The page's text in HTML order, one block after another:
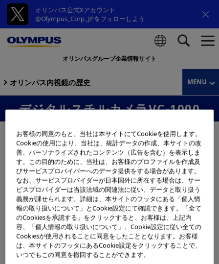
オリンパス公式Xアカウント
@Olympus_Corp_JPをフォローしよう
オリンパスグループ企業情報サイト
オリンパス内視鏡の歴史 MENU
デジタルスチルカメラVC-1000
お客様の同意のもと、当社は本サイトにてCookieを使用します。
Cookieの使用により、当社は、統計データの作成、本サイトの改
善、パーソナライズされたコンテンツ（広告を含む）を表示しま
す。この目的のために、当社は、お客様のプロファイルを作成及
びサービスプロバイバーへのデータ提供をする場合があります。
なお、サービスプロバイダーが日本国外に所在する場合は、サー
ビスプロバイダーは当該法域の関連法に従い、データと取り扱う
義務が課せられます。詳細は、本サイトのフッタにある「個人情
報の取り扱いについて」とCookie設定にて確認できます。「全て
のCookiesを承認する」をクリックすると、お客様は、上記内
容、「個人情報の取り扱いについて」、Cookie設定に従い全ての
Cookiesが使用されることに同意をしたこととなります。お客様
は、本サイトのフッタにあるCookie設定をクリックすることで、
いつでもこの同意を撤回することができます。